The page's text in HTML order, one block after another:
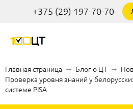
+375 (29) 197-70-70
Главная страница → Блог о ЦТ →
Проверка уровня знаний у
системе PISA